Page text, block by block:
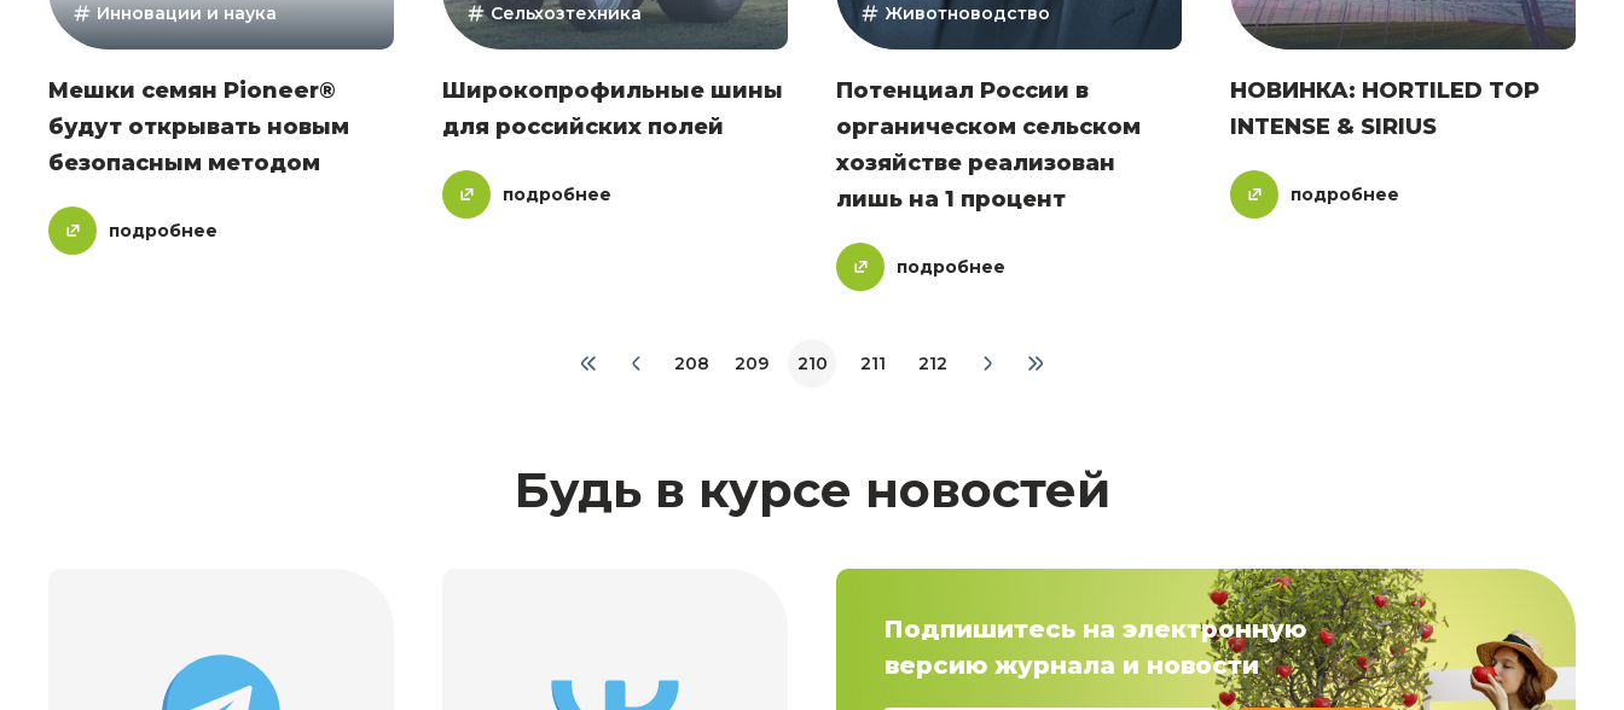
Инновации и наука
Мешки семян Pioneer®
будут открывать новым
безопасным методом
подробнее
Сельхозтехника
Широкопрофильные шины
для российских полей
подробнее
Животноводство
Потенциал России в
органическом сельском
хозяйстве реализован
лишь на 1 процент
подробнее
НОВИНКА: HORTILED TOP
INTENSE & SIRIUS
подробнее
208 209 210 211 212
Будь в курсе новостей
Подпишитесь на электронную
версию журнала и новости